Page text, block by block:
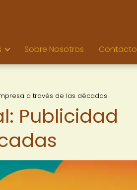
Sobre Nosotros Contacto
a través de las décadas
Publicidad